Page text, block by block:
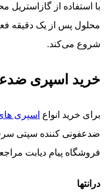
با استفاده از گازاستریل
محلول پس از یک دقیقه
شروع می‌کند.
خرید اسپری
برای خرید انواع اسپری
ضدعفونی کننده سپتی
فروشگاه پیام دیابت
درانتها